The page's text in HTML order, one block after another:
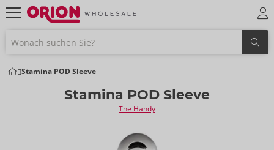
Stamina POD Sleeve
Stamina POD Sleeve
The Handy